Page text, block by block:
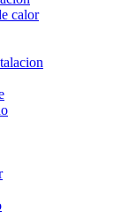
calor